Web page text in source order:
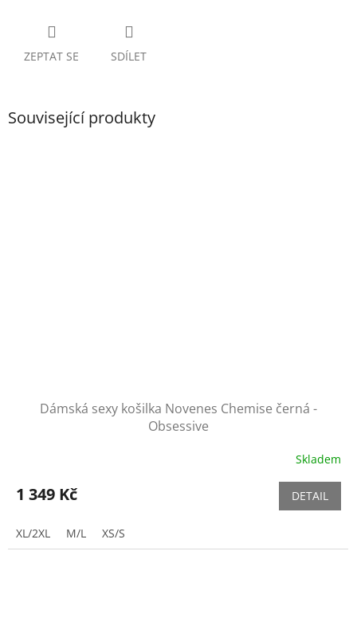
ZEPTAT SE SDÍLET
Související produkty
Dámská sexy košilka Novenes Chemise černá -
Obsessive
Skladem
1 349 Kč DETAIL
XL/2XL M/L XS/S